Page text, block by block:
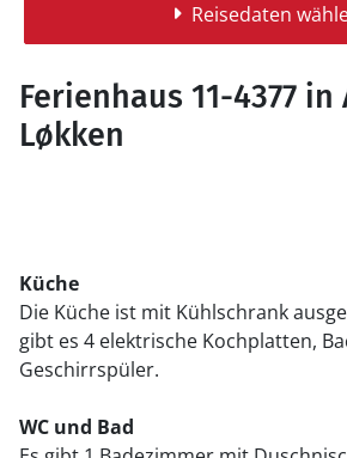
Reisedaten
Ferienhaus 11-4377
Løkken
Küche
Die Küche ist mit Kühlschrank ausgestattet. Außerdem
gibt es 4 elektrische Kochplatten,
Geschirrspüler.
WC und Bad